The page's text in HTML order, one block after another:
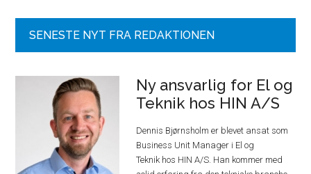
SENESTE NYT FRA REDAKTIONEN
Ny ansvarlig for El og
Teknik hos HIN A/S
Dennis Bjørnsholm er blevet ansat som
Business Unit Manager i El og
Teknik hos HIN A/S. Han kommer med